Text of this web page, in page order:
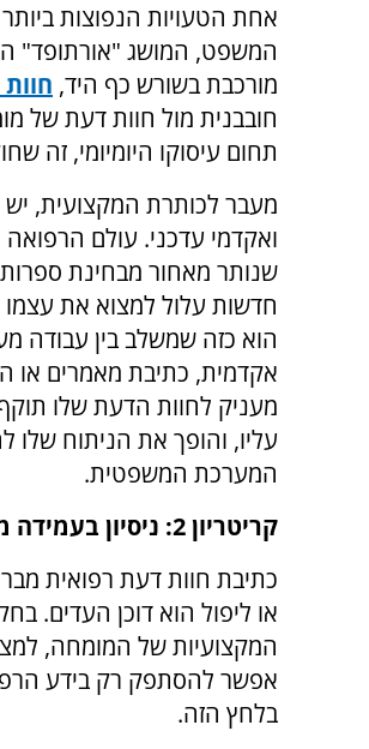
אחת הטעויות הנפוצות
המשפט, המושג "אורתופד"
מורכבת בשורש כף היד,
חובבנית מול חוות דעת של
תחום עיסוקו היומיומי, זה
מעבר לכותרת המקצועית, יש
ואקדמי עדכני. עולם
שנותר מאחור מבחינת ספרות
חדשות עלול למצוא את עצמו
הוא כזה שמשלב בין עבודה
אקדמית, כתיבת מאמרים או
מעניק לחוות הדעת שלו
עליו, והופך את הניתוח שלו
המערכת המשפטית.
קריטריון 2: ניסיון בעמידה מול חקירה נגדית
כתיבת חוות דעת רפואית
או ליפול הוא דוכן העדים.
המקצועיות של המומחה,
אפשר להסתפק רק בידע
בלחץ הזה.